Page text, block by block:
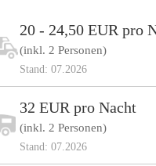
20 - 24,50 EUR pro
(inkl. 2 Personen)
Stand: 07.2026
32 EUR pro Nacht
(inkl. 2 Personen)
Stand: 07.2026